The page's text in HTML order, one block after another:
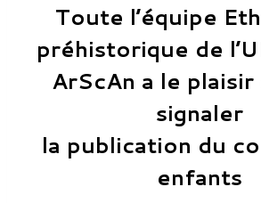
Toute l’équipe
préhistorique de
ArScAn a le
signaler
la publication du
enfants